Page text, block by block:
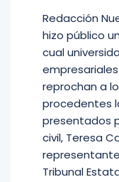
Redacción
hizo público
cual
reprochan a
procedentes
presentados
civil, Teresa
Tribunal